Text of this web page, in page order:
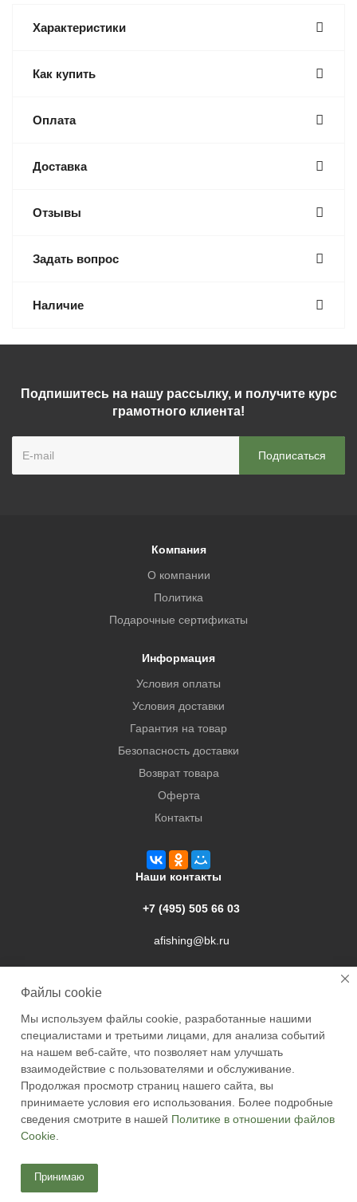
Характеристики
Как купить
Оплата
Доставка
Отзывы
Задать вопрос
Наличие
Подпишитесь на нашу рассылку, и получите курс
грамотного клиента!
Компания
О компании
Политика
Подарочные сертификаты
Информация
Условия оплаты
Условия доставки
Гарантия на товар
Безопасность доставки
Возврат товара
Оферта
Контакты
Наши контакты
+7 (495) 505 66 03
afishing@bk.ru
2026 © Academyfishing - продажа товаров для рыбалки по
Москве и России
Файлы cookie
Мы используем файлы cookie, разработанные нашими
специалистами и третьими лицами, для анализа событий
на нашем веб-сайте, что позволяет нам улучшать
взаимодействие с пользователями и обслуживание.
Продолжая просмотр страниц нашего сайта, вы
принимаете условия его использования. Более подробные
сведения смотрите в нашей Политике в отношении файлов
Cookie
Принимаю